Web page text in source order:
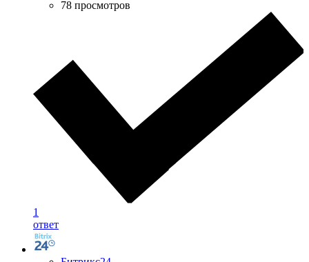
78 просмотров
1
ответ